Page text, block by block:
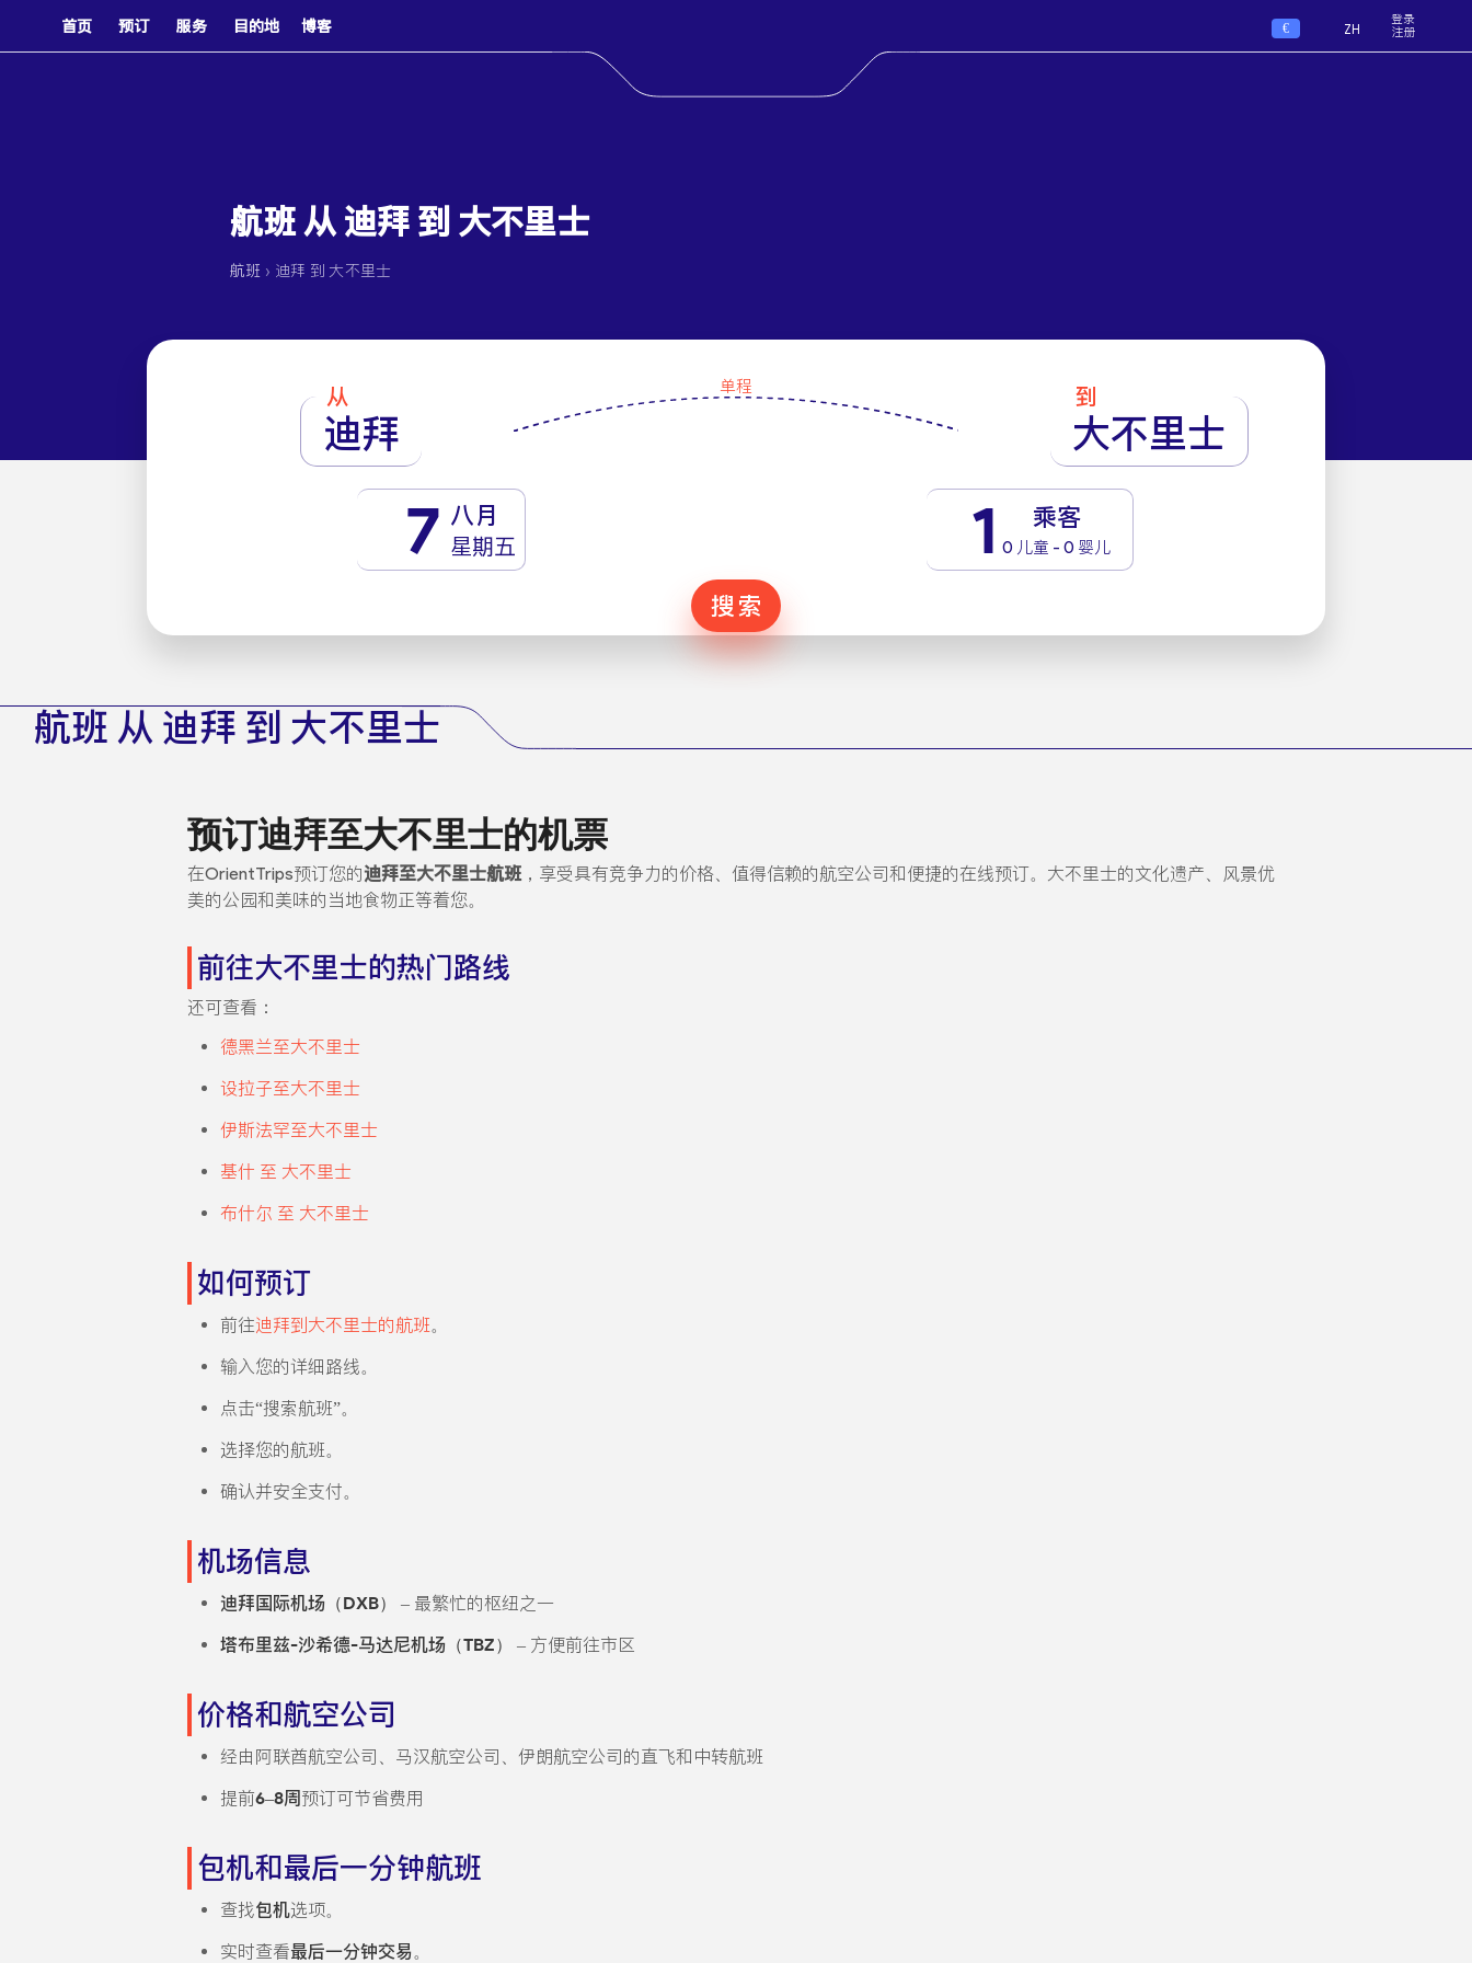
首页 预订 服务 目的地 博客 € ZH
登录
注册
航班 从 迪拜 到 大不里士
航班 › 迪拜 到 大不里士
从
迪拜
单程 到
大不里士
7 八月
星期五 1 乘客
0 儿童 - 0 婴儿
搜索
航班 从 迪拜 到 大不里士
预订迪拜至大不里士的机票
在OrientTrips预订您的迪拜至大不里士航班，享受具有竞争力的价格、值得信赖的航空公司和便捷的在线预订。大不里士的文化遗产、风景优
美的公园和美味的当地食物正等着您。
前往大不里士的热门路线
还可查看：
德黑兰至大不里士
设拉子至大不里士
伊斯法罕至大不里士
基什 至 大不里士
布什尔 至 大不里士
如何预订
前往迪拜到大不里士的航班。
输入您的详细路线。
点击“搜索航班”。
选择您的航班。
确认并安全支付。
机场信息
迪拜国际机场（DXB）
– 最繁忙的枢纽之一
塔布里兹-沙希德-马达尼机场（TBZ）
– 方便前往市区
价格和航空公司
经由阿联酋航空公司、马汉航空公司、伊朗航空公司的直飞和中转航班
提前6–8周预订可节省费用
包机和最后一分钟航班
查找包机选项。
实时查看最后一分钟交易。